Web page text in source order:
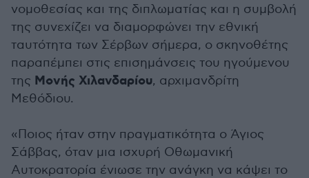
νομοθεσίας και της διπλωματίας και η συμβολή
της συνεχίζει να διαμορφώνει την εθνική
ταυτότητα των Σέρβων σήμερα, ο σκηνοθέτης
παραπέμπει στις επισημάνσεις του ηγούμενου
της Μονής Χιλανδαρίου, αρχιμανδρίτη
Μεθόδιου.
«Ποιος ήταν στην πραγματικότητα ο Άγιος
Σάββας, όταν μια ισχυρή Οθωμανική
Αυτοκρατορία ένιωσε την ανάγκη να κάψει το